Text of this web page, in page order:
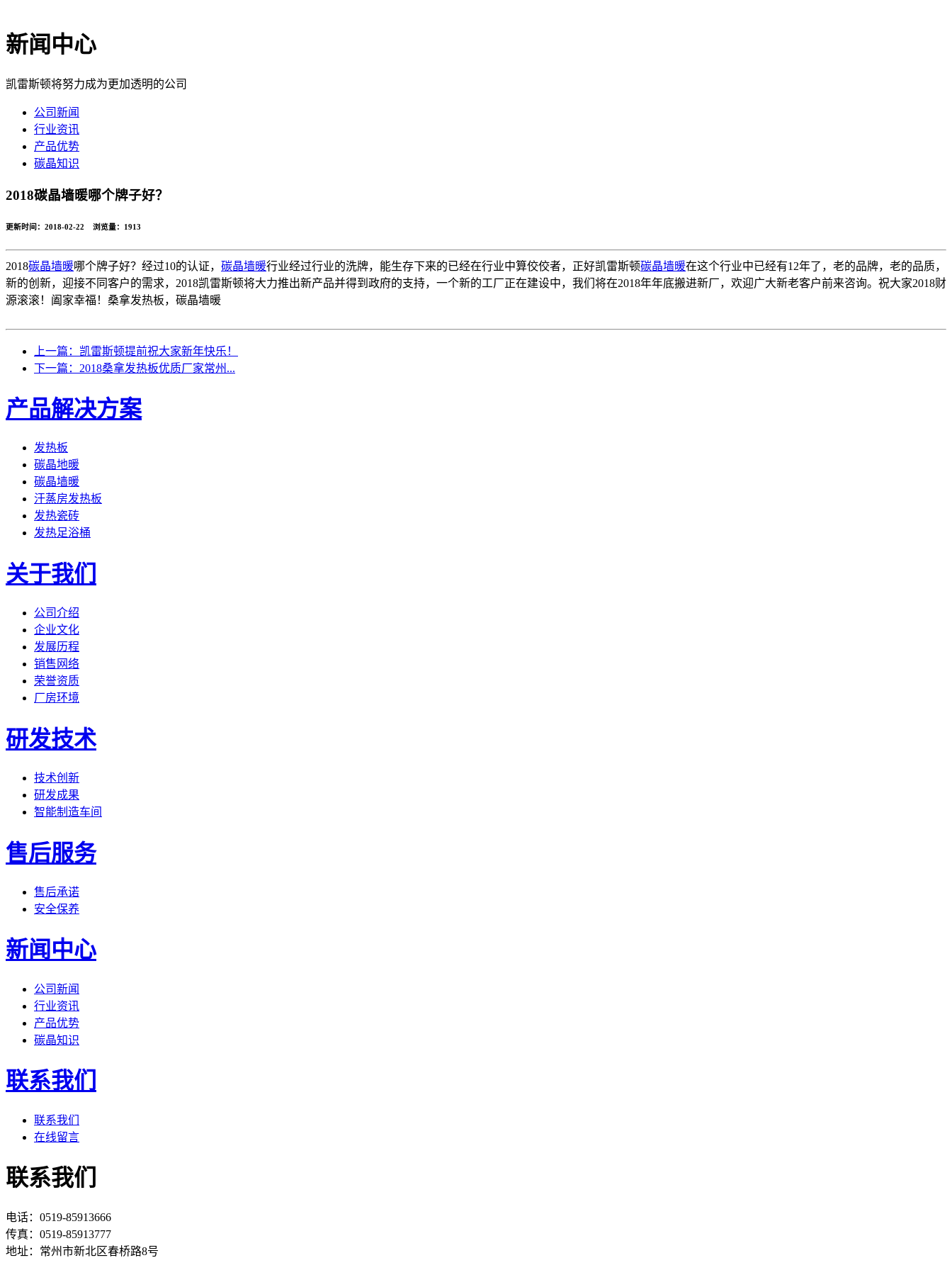
新闻中心
凯雷斯顿将努力成为更加透明的公司
公司新闻
行业资讯
产品优势
碳晶知识
2018碳晶墙暖哪个牌子好？
更新时间：2018-02-22 浏览量： 1913
2018碳晶墙暖哪个牌子好？经过10的认证， 碳晶墙暖行业经过行业的洗牌，能生存下来的已经在行业中算佼佼者，正好凯雷斯顿碳晶墙暖在这个行业中已经有12年了，老的品牌，老的品质，
新的创新，迎接不同客户的需求，2018凯雷斯顿将大力推出新产品并得到政府的支持，一个新的工厂正在建设中，我们将在2018年年底搬进新厂，欢迎广大新老客户前来咨询。祝大家2018财
源滚滚！阖家幸福！桑拿发热板，碳晶墙暖
上一篇：凯雷斯顿提前祝大家新年快乐！
下一篇：2018桑拿发热板优质厂家常州...
产品解决方案
发热板
碳晶地暖
碳晶墙暖
汗蒸房发热板
发热瓷砖
发热足浴桶
关于我们
公司介绍
企业文化
发展历程
销售网络
荣誉资质
厂房环境
研发技术
技术创新
研发成果
智能制造车间
售后服务
售后承诺
安全保养
新闻中心
公司新闻
行业资讯
产品优势
碳晶知识
联系我们
联系我们
在线留言
联系我们
电话：0519-85913666
传真：0519-85913777
地址：常州市新北区春桥路8号